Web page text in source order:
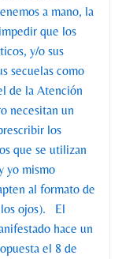
a mano, la
que los
y/o sus
secuelas como
de la Atención
necesitan un
los
que se utilizan
yo mismo
al formato de
los ojos). El
hace un
el 8 de